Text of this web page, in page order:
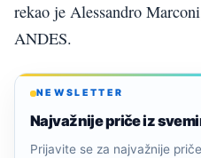
rekao je Alessandro
ANDES.
NEWSLETTER
Najvažnije priče iz
Prijavite se za najvažnije